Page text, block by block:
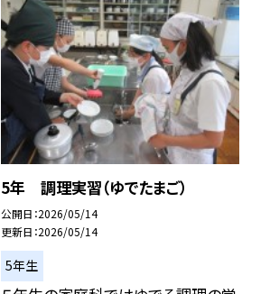
5年 調理実習（ゆでたまご）
公開日 2026/05/14
更新日 2026/05/14
5年生